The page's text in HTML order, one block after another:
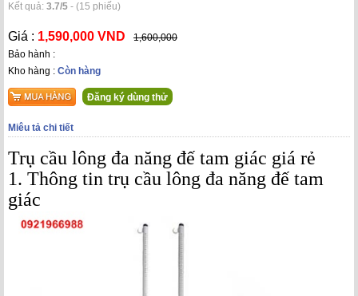
Kết quả: 3.7/5 - (15 phiếu)
Giá : 1,590,000 VND
1,600,000
Bảo hành :
Kho hàng : Còn hàng
Đăng ký dùng thử
Miêu tả chi tiết
Trụ cầu lông đa năng đế tam giác giá rẻ
1. Thông tin trụ cầu lông đa năng đế tam
giác